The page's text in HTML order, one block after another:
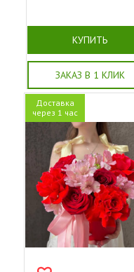
КУПИТЬ
ЗАКАЗ В 1 КЛИК
Доставка
через 1 час